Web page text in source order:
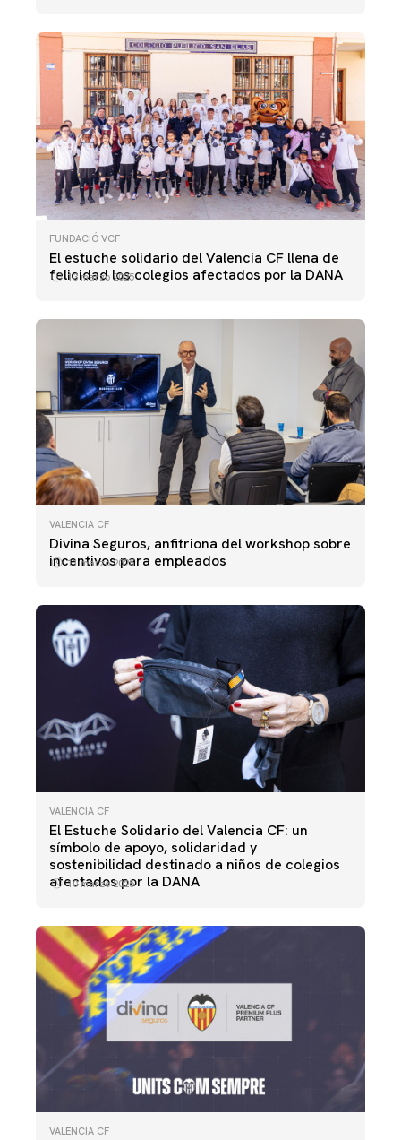
FUNDACIÓ VCF
El estuche solidario del Valencia CF llena de
felicidad los colegios afectados por la DANA
13 marzo 2025
VALENCIA CF
Divina Seguros, anfitriona del workshop sobre
incentivos para empleados
11 marzo 2025
VALENCIA CF
El Estuche Solidario del Valencia CF: un
símbolo de apoyo, solidaridad y
sostenibilidad destinado a niños de colegios
afectados por la DANA
10 marzo 2025
VALENCIA CF